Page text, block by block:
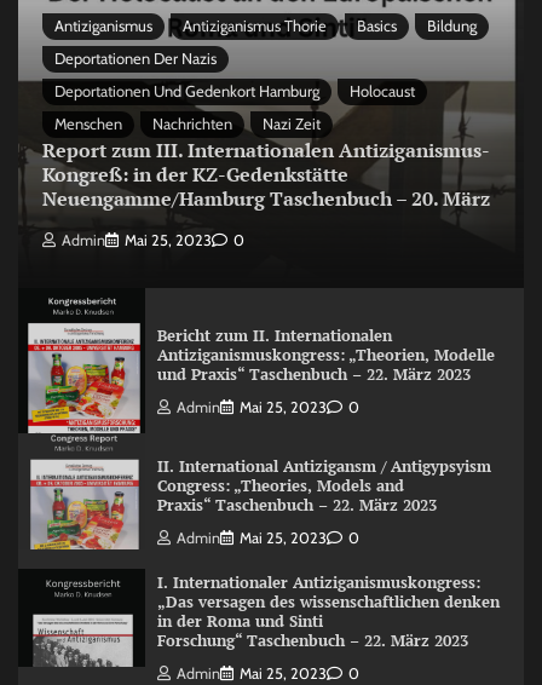
Antiziganismus Antiziganismus Thorie Basics
Bildung
Deportationen Der Nazis
Deportationen Und Gedenkort Hamburg
Holocaust
Menschen
Nachrichten Nazi Zeit
Report zum III. Internationalen Antiziganismus-
Kongreß: in der KZ-Gedenkstätte
Neuengamme/Hamburg Taschenbuch – 20. März
Admin Mai 25, 2023 0
Bericht zum II. Internationalen
Antiziganismuskongress: „Theorien, Modelle
und Praxis“ Taschenbuch – 22. März 2023
Admin Mai 25, 2023 0
II. International Antizigansm / Antigypsyism
Congress: „Theories, Models and
Praxis“ Taschenbuch – 22. März 2023
Admin Mai 25, 2023 0
I. Internationaler Antiziganismuskongress:
„Das versagen des wissenschaftlichen denken
in der Roma und Sinti
Forschung“ Taschenbuch – 22. März 2023
Admin Mai 25, 2023 0